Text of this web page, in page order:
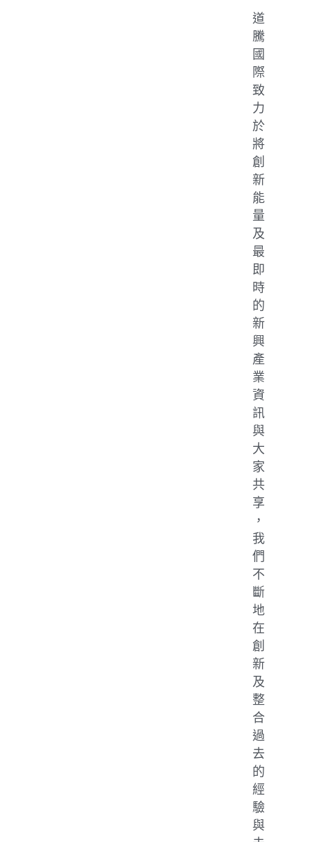
道
騰
國
際
致
力
於
將
創
新
能
量
及
最
即
時
的
新
興
產
業
資
訊
與
大
家
共
享
，
我
們
不
斷
地
在
創
新
及
整
合
過
去
的
經
驗
與